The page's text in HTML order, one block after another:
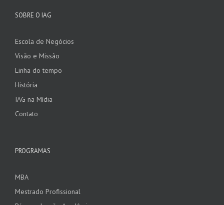
SOBRE O IAG
Escola de Negócios
Visão e Missão
Linha do tempo
História
IAG na Mídia
Contato
PROGRAMAS
MBA
Mestrado Profissional